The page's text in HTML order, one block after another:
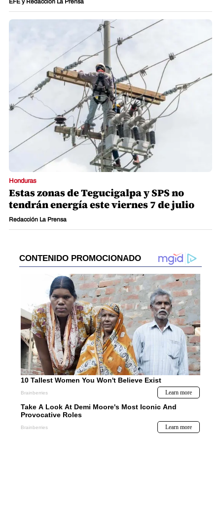
EFE y Redacción La Prensa
Honduras
Estas zonas de Tegucigalpa y SPS no
tendrán energía este viernes 7 de julio
Redacción La Prensa